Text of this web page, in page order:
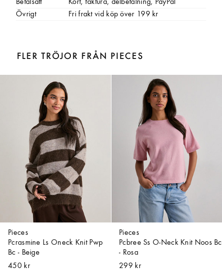
Betalsätt
Kort, faktura, delbetalning, PayPal
Övrigt
Fri frakt vid köp över 199 kr
FLER TRÖJOR FRÅN PIECES
Pieces
Pcrasmine Ls Oneck Knit Pwp
Bc - Beige
450 kr
Pieces
Pcbree Ss O-Neck Knit Noos Bc
- Rosa
299 kr